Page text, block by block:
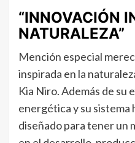
“INNOVACIÓN
NATURALEZA”
Mención especial
inspirada en la
Kia Niro. Además de su
energética y su sistema
diseñado para tener un